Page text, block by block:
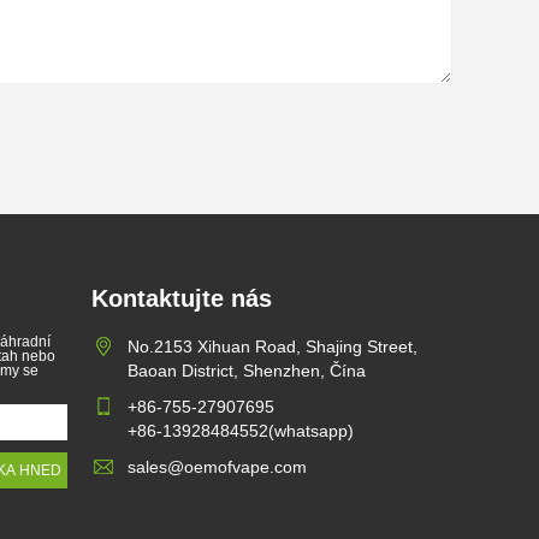
nebo
se
Kontaktujte nás
No.2153 Xihuan Road, Shajing Street,
Baoan District, Shenzhen, Čína
+86-755-27907695
+86-13928484552(whatsapp)
sales@oemofvape.com